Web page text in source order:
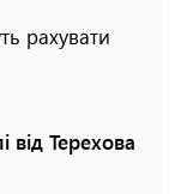
рахувати
Терехова